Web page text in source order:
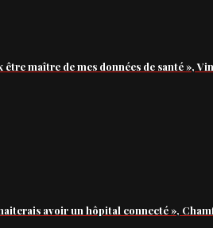
être maître de mes données de santé »,
avoir un hôpital connecté »,